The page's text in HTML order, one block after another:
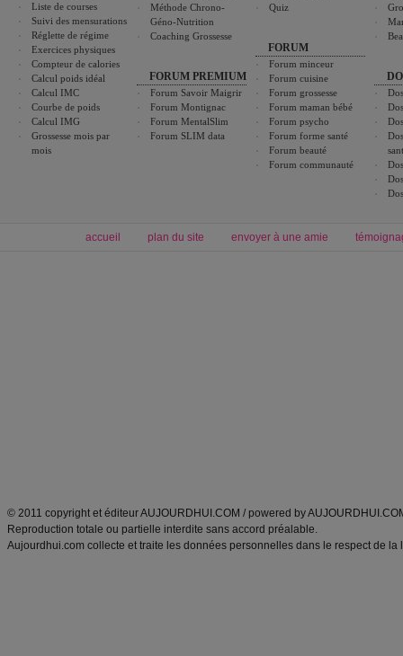
Liste de courses
Suivi des mensurations
Réglette de régime
Exercices physiques
Compteur de calories
Calcul poids idéal
Calcul IMC
Courbe de poids
Calcul IMG
Grossesse mois par
mois
Méthode Chrono-
Géno-Nutrition
Coaching Grossesse
FORUM PREMIUM
Forum Savoir Maigrir
Forum Montignac
Forum MentalSlim
Forum SLIM data
Quiz
FORUM
Forum minceur
Forum cuisine
Forum grossesse
Forum maman bébé
Forum psycho
Forum forme santé
Forum beauté
Forum communauté
accueil plan du site envoyer à une amie
© 2011 copyright et éditeur AUJOURDHUI.COM / powered by
Reproduction totale ou partielle interdite sans accord préalable.
Aujourdhui.com collecte et traite les données personnelles dans le respect de